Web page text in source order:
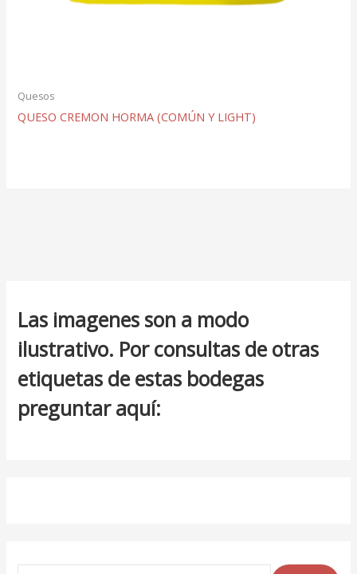
Las imagenes son a modo
ilustrativo. Por consultas de otras
etiquetas de estas bodegas
preguntar aquí:
Quesos
QUESO CREMON HORMA (COMÚN Y LIGHT)